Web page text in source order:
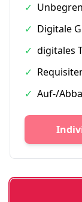
✓
✓ Digitale
✓ digitales
✓
✓ Auf-/